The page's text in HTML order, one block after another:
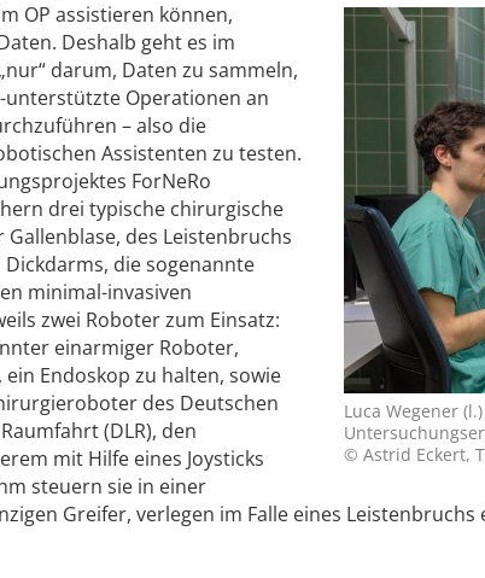
Luca Wegener
© Astrid Eckert,
OP assistieren können,
Deshalb geht es im
darum, Daten zu sammeln,
Operationen an
– also die
Assistenten zu testen.
ForNeRo
drei typische chirurgische
des Leistenbruchs
die sogenannte
minimal-invasiven
zwei Roboter zum Einsatz:
einarmiger Roboter,
ein Endoskop zu halten, sowie
des Deutschen
(DLR), den
mit Hilfe eines Joysticks
steuern sie in einer
Greifer, verlegen im Falle eines